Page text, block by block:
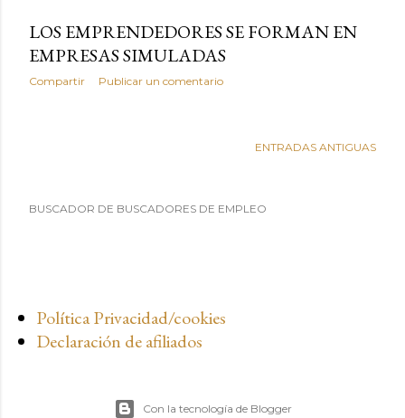
LOS EMPRENDEDORES SE FORMAN EN
EMPRESAS SIMULADAS
Compartir Publicar un comentario
ENTRADAS ANTIGUAS
BUSCADOR DE BUSCADORES DE EMPLEO
Política Privacidad/cookies
Declaración de afiliados
Con la tecnología de Blogger